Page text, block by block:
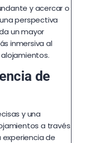
y acercar o
perspectiva
un mayor
inmersiva al
de
y una
a través
experiencia de